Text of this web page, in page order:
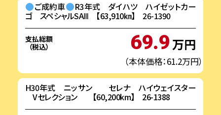
ご成約車 R3年式 ダイハツ ハイゼットカー
ゴ スペシャルSAⅢ 【63,910㎞】 26-1390
支払総額
（税込）
69.9万円
（本体価格：61.2万円）
H30年式 ニッサン セレナ ハイウェイスター
Vセレクション 【60,200km】 26-1388